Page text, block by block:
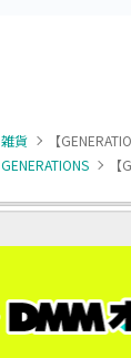
雑貨
GENERATIONS